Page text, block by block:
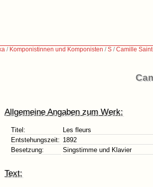
/ Komponistinnen und Komponisten /S /Camille
Allgemeine Angaben zum Werk:
Titel:
Les fleurs
Entstehungszeit: 1892
Besetzung:
Singstimme und Klavier
Text: